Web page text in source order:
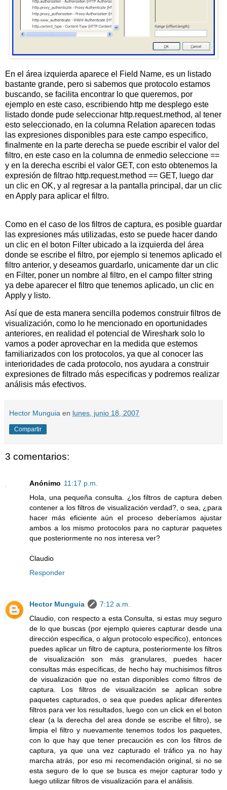
En el área izquierda aparece el Field Name, es un listado
bastante grande, pero si sabemos que protocolo estamos
buscando, se facilita encontrar lo que queremos, por
ejemplo en este caso, escribiendo http me desplego este
listado donde pude seleccionar http.request.method, al tener
esto seleccionado, en la columna Relation aparecen todas
las expresiones disponibles para este campo especifico,
finalmente en la parte derecha se puede escribir el valor del
filtro, en este caso en la columna de enmedio seleccione ==
y en la derecha escribi el valor GET, con esto obtenemos la
expresión de filtrao http.request.method == GET, luego dar
un clic en OK, y al regresar a la pantalla principal, dar un clic
en Apply para aplicar el filtro.
Como en el caso de los filtros de captura, es posible guardar
las expresiones más utilizadas, esto se puede hacer dando
un clic en el boton Filter ubicado a la izquierda del área
donde se escribe el filtro, por ejemplo si tenemos aplicado el
filtro anterior, y deseamos guardarlo, unicamente dar un clic
en Filter, poner un nombre al filtro, en el campo filter string
ya debe aparecer el filtro que tenemos aplicado, un clic en
Apply y listo.
Así que de esta manera sencilla podemos construir filtros de
visualización, como lo he mencionado en oportunidades
anteriores, en realidad el potencial de Wireshark solo lo
vamos a poder aprovechar en la medida que estemos
familiarizados con los protocolos, ya que al conocer las
interioridades de cada protocolo, nos ayudara a construir
expresiones de filtrado más especificas y podremos realizar
análisis más efectivos.
Hector Munguia en lunes, junio 18, 2007
Compartir
3 comentarios:
Anónimo 11:17 p.m.
Hola, una pequeña consulta. ¿los filtros de captura deben
contener a los filtros de visualización verdad?, o sea, ¿para
hacer más eficiente aún el proceso deberíamos ajustar
ambos a los mismo protocolos para no capturar paquetes
que posteriormente no nos interesa ver?
Claudio
Responder
Hector Munguia
7:12 a.m.
Claudio, con respecto a esta Consulta, si estas muy seguro
de lo que buscas (por ejemplo quieres capturar desde una
dirección especifica, o algun protocolo especifico), entonces
puedes aplicar un filtro de captura, posteriormente los filtros
de visualización son más granulares, puedes hacer
consultas más específicas, de hecho hay muchisimos filtros
de visualización que no estan disponibles como filtros de
captura. Los filtros de visualización se aplican sobre
paquetes capturados, o sea que puedes aplicar diferentes
filtros para ver los resultados, luego con un click en el boton
clear (a la derecha del area donde se escribe el filtro), se
limpia el filtro y nuevamente tenemos todos los paquetes,
con lo que hay que tener precaución es con los filtros de
captura, ya que una vez capturado el tráfico ya no hay
marcha atrás, por eso mi recomendación original, si no se
esta seguro de lo que se busca es mejor capturar todo y
luego utilizar filtros de visualización para el análisis.